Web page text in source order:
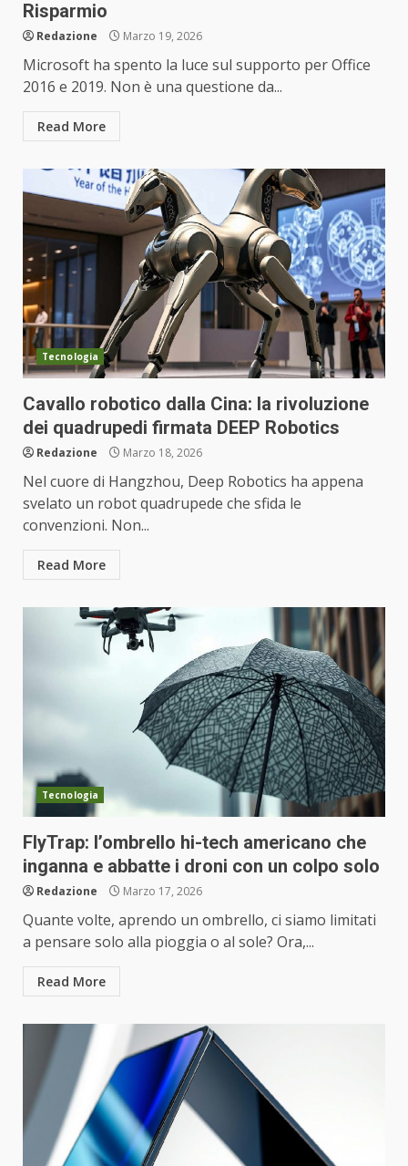
Risparmio
Redazione Marzo 19, 2026
Microsoft ha spento la luce sul supporto per Office
2016 e 2019. Non è una questione da...
Read More
Tecnologia
Cavallo robotico dalla Cina: la rivoluzione
dei quadrupedi firmata DEEP Robotics
Redazione Marzo 18, 2026
Nel cuore di Hangzhou, Deep Robotics ha appena
svelato un robot quadrupede che sfida le
convenzioni. Non...
Read More
Tecnologia
FlyTrap: l’ombrello hi-tech americano che
inganna e abbatte i droni con un colpo solo
Redazione Marzo 17, 2026
Quante volte, aprendo un ombrello, ci siamo limitati
a pensare solo alla pioggia o al sole? Ora,...
Read More